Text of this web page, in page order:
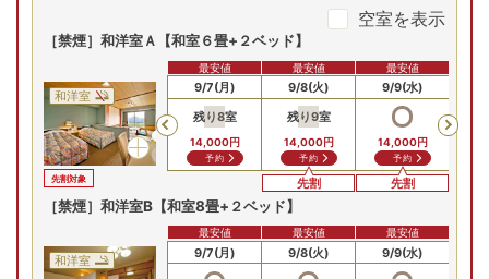
空室を表示
［禁煙］和洋室Ａ【和室６畳+２ベッド】
和洋室
先割対象
Previous
9/5(土) 9/6(日)
9/7(月)
残り8室
14,000円
予約
最安値
9/8(火)
残り9室
14,000円
予約
先割
最安値
9/9(水)
14,000円
予約
先割
最安値
［禁煙］和洋室B【和室8畳+２ベッド】
和洋室
9/6(日) 9/7(月)
最安値
9/8(火)
最安値
9/9(水)
最安値